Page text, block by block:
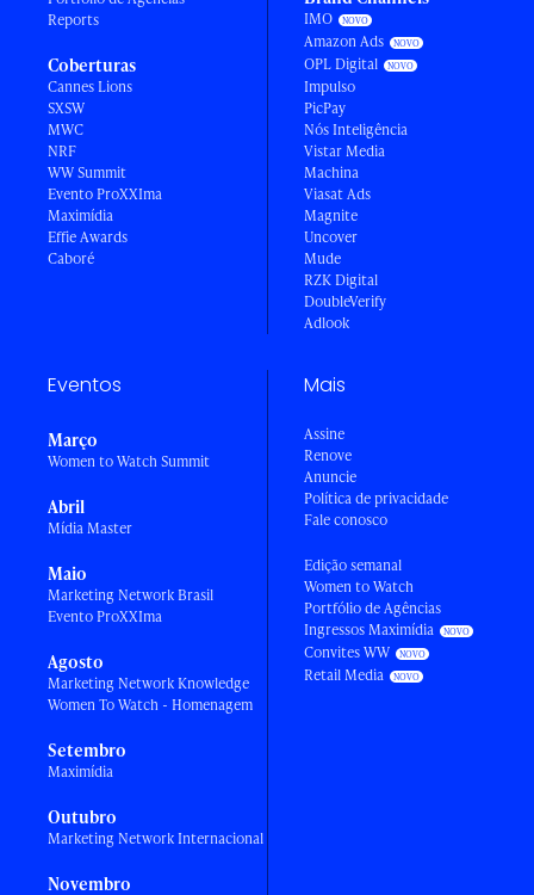
Reports
Coberturas
Cannes Lions
SXSW
MWC
NRF
WW Summit
Evento ProXXIma
Maximídia
Effie Awards
Caboré
IMO
Amazon Ads
OPL Digital
Impulso
PicPay
Nós Inteligência
Vistar Media
Machina
Viasat Ads
Magnite
Uncover
Mude
RZK Digital
DoubleVerify
Adlook
Eventos
Março
Women to Watch Summit
Abril
Mídia Master
Maio
Marketing Network Brasil
Evento ProXXIma
Agosto
Marketing Network Knowledge
Women To Watch - Homenagem
Setembro
Maximídia
Outubro
Marketing Network Internacional
Novembro
Mais
Assine
Renove
Anuncie
Política de privacidade
Fale conosco
Edição semanal
Women to Watch
Portfólio de Agências
Ingressos Maximídia
Convites WW
Retail Media